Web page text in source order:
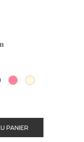
Bleu
marine
Vieux
Rose
CRÈME
PANIER